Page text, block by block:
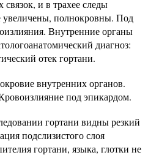
и в трахее следы
увеличены, полнокровны. Под
Внутренние органы
диагноз:
отек гортани.
внутренних органов.
под эпикардом.
гортани видны резкий
подслизистого слоя
гортани, языка, глотки не